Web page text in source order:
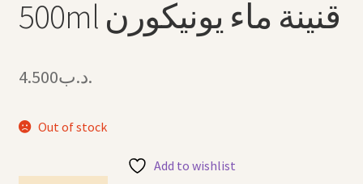
500ml قنينة ماء يونيكورن
.د.ب4.500
Out of stock
Add to wishlist